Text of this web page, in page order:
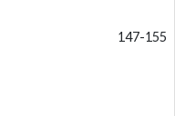
147-155